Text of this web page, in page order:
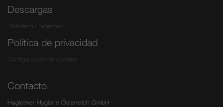
Descargas
Biblioteca Hagleitner
Política de privacidad
Configuración de cookies
Contacto
Hagleitner Hygiene Österreich GmbH